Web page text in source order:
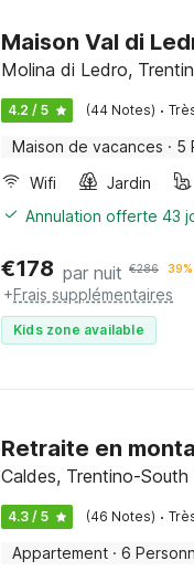
Maison Val di
Molina di Ledro,
4.2 / 5 (44 Notes) ·
Maison de vacances · 5
Wifi
Jardin
Annulation offerte 43
€178 par nuit €286
+Frais supplémentaires
Kids zone available
Retraite en
Caldes, Trentino-
4.3 / 5 (46 Notes) ·
Appartement · 6